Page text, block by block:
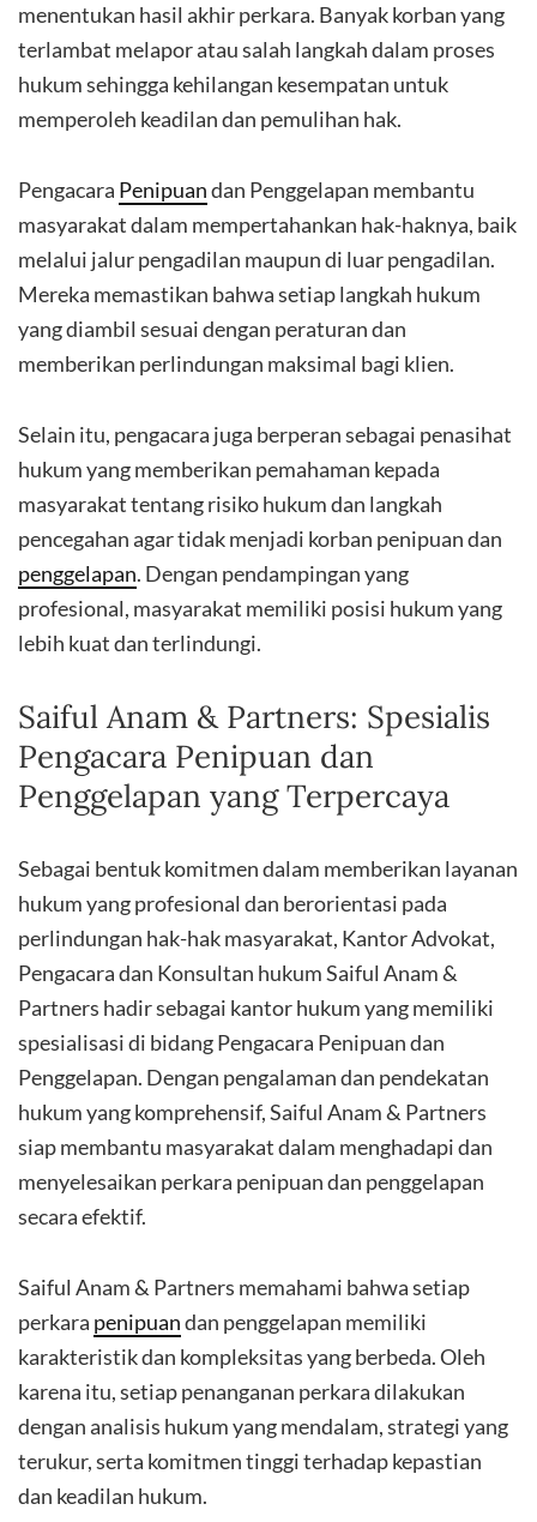
menentukan hasil akhir perkara. Banyak korban yang
terlambat melapor atau salah langkah dalam proses
hukum sehingga kehilangan kesempatan untuk
memperoleh keadilan dan pemulihan hak.
Pengacara Penipuandan Penggelapan membantu
masyarakat dalam mempertahankan hak-haknya, baik
melalui jalur pengadilan maupun di luar pengadilan.
Mereka memastikan bahwa setiap langkah hukum
yang diambil sesuai dengan peraturan dan
memberikan perlindungan maksimal bagi klien.
Selain itu, pengacara juga berperan sebagai penasihat
hukum yang memberikan pemahaman kepada
masyarakat tentang risiko hukum dan langkah
pencegahan agar tidak menjadi korban penipuan dan
penggelapan. Dengan pendampingan yang
profesional, masyarakat memiliki posisi hukum yang
lebih kuat dan terlindungi.
Saiful Anam & Partners: Spesialis
Pengacara Penipuan dan
Penggelapan yang Terpercaya
Sebagai bentuk komitmen dalam memberikan layanan
hukum yang profesional dan berorientasi pada
perlindungan hak-hak masyarakat, Kantor Advokat,
Pengacara dan Konsultan hukum Saiful Anam &
Partners hadir sebagai kantor hukum yang memiliki
spesialisasi di bidang Pengacara Penipuan dan
Penggelapan. Dengan pengalaman dan pendekatan
hukum yang komprehensif, Saiful Anam & Partners
siap membantu masyarakat dalam menghadapi dan
menyelesaikan perkara penipuan dan penggelapan
secara efektif.
Saiful Anam & Partners memahami bahwa setiap
perkara penipuandan penggelapan memiliki
karakteristik dan kompleksitas yang berbeda. Oleh
karena itu, setiap penanganan perkara dilakukan
dengan analisis hukum yang mendalam, strategi yang
terukur, serta komitmen tinggi terhadap kepastian
dan keadilan hukum.